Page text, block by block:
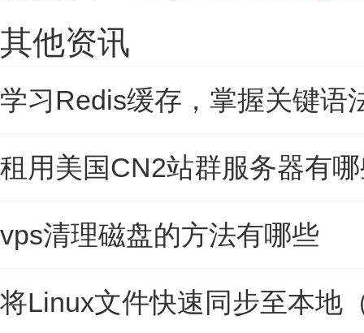
其他资讯
学习Redis缓存，掌握关键语
租用美国CN2站群服务器有
vps清理磁盘的方法有哪些
将Linux文件快速同步至本地